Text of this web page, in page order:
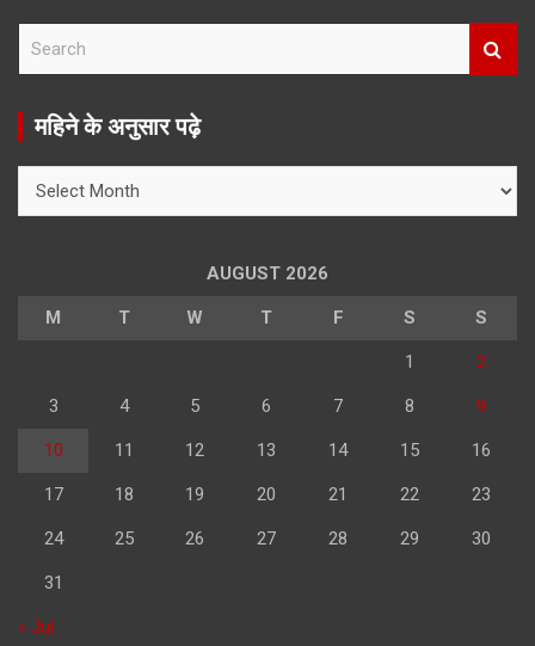
r
महिने के अनुसार पढ़े
AUGUST 2026
M T W T F S S
1 2
3 4 5 6 7 8 9
10 11 12 13 14 15 16
17 18 19 20 21 22 23
24 25 26 27 28 29 30
31
« Jul